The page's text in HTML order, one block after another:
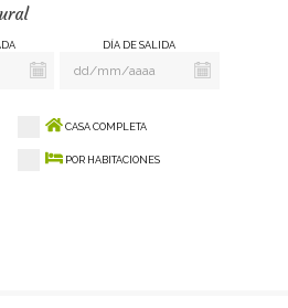
DÍA DE SALIDA
CASA COMPLETA
POR HABITACIONES